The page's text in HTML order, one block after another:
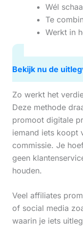
Wél
Te
Werkt in
Bekijk nu de
Zo werkt het
Deze methode
promoot digitale
iemand iets koopt
commissie. Je
geen
houden.
Veel affiliates
of social media
waarin je iets